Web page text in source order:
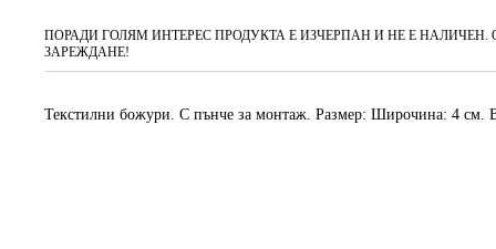
ПОРАДИ ГОЛЯМ ИНТЕРЕС ПРОДУКТА Е ИЗЧЕРПАН И НЕ Е
ЗАРЕЖДАНЕ!
Текстилни божури. С пънче за монтаж. Размер: Широчина: 4 см.